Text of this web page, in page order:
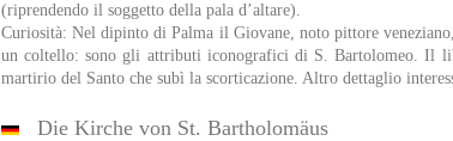
(riprendendo il soggetto della pala d’altare).
Curiosità: Nel dipinto di Palma il Giovane, noto pittore
un coltello: sono gli attributi iconografici di S. Bartolomeo. Il
martirio del Santo che subì la scorticazione. Altro dettaglio
Die Kirche von St. Bartholomäus